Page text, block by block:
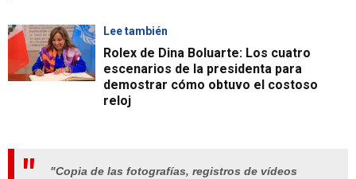
Lee también
Rolex de Dina Boluarte: Los cuatro
escenarios de la presidenta para
demostrar cómo obtuvo el costoso
reloj
"Copia de las fotografías, registros de vídeos